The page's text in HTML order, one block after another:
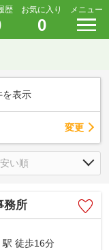
歴 お気に入り
0
メニュー
を表示
変更
務所
駅 徒歩16分